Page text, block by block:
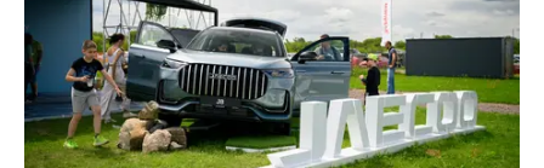
Кредитные программы
Страхование
Кредитный калькулятор
Аксессуары
Клиентская поддержка
O&J Автоклуб
Клуб владельцев OMODA
Приложение O&J
Обратная связь